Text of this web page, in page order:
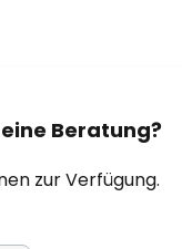
Beratung?
zur Verfügung.